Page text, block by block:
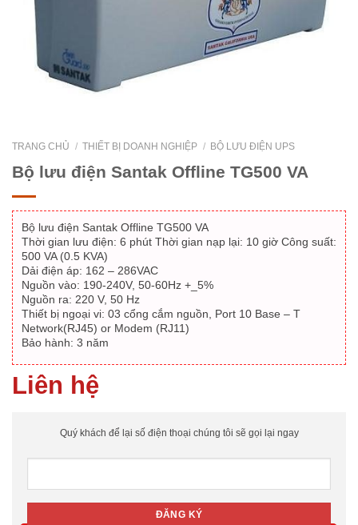
TRANG CHỦ / THIẾT BỊ DOANH NGHIỆP / BỘ LƯU ĐIỆN UPS
Bộ lưu điện Santak Offline TG500 VA
Bộ lưu điện Santak Offline TG500 VA
Thời gian lưu điện: 6 phút Thời gian nạp lại: 10 giờ Công suất:
500 VA (0.5 KVA)
Dải điện áp: 162 – 286VAC
Nguồn vào: 190-240V, 50-60Hz +_5%
Nguồn ra: 220 V, 50 Hz
Thiết bị ngoại vi: 03 cổng cắm nguồn, Port 10 Base – T
Network(RJ45) or Modem (RJ11)
Bảo hành: 3 năm
Liên hệ
Quý khách để lại số điện thoại chúng tôi sẽ gọi lại ngay